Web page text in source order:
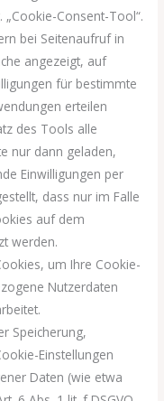
Consent-Tool“.
bei Seitenaufruf in
angezeigt, auf
für bestimmte
erteilen
des Tools alle
nur dann geladen,
Einwilligungen per
dass nur im Falle
auf dem
werden.
um Ihre Cookie-
Nutzerdaten
Speicherung,
Einstellungen
Daten (wie etwa